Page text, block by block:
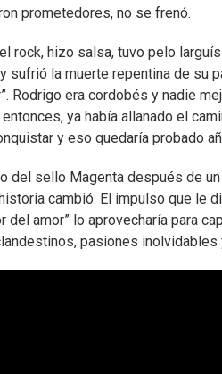
prometedores, no se frenó.
rock, hizo salsa, tuvo pelo
sufrió la muerte repentina de su
Rodrigo era cordobés y nadie
ya había allanado el
y eso quedaría probado
del sello Magenta después de
cambió. El impulso que le
amor” lo aprovecharía para
pasiones